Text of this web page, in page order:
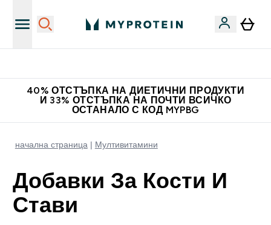
40% ОТСТЪПКА НА ДИЕТИЧНИ ПРОДУКТИ
И 33% ОТСТЪПКА НА ПОЧТИ ВСИЧКО
ОСТАНАЛО С КОД MYPBG
начална страница Мултивитамини
Добавки За Кости И
Стави